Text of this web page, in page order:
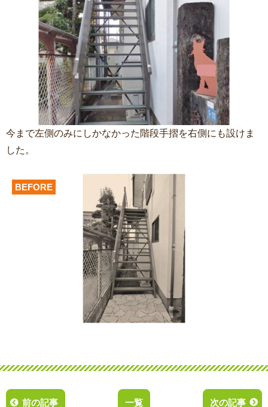
今まで左側のみにしかなかった階段手摺を右側にも設けま
した。
BEFORE
前の記事 一覧 次の記事